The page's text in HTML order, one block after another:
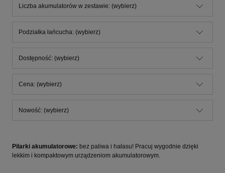
Liczba akumulatorów w zestawie: (wybierz)
Podziałka łańcucha: (wybierz)
Dostępność: (wybierz)
Cena: (wybierz)
Nowość: (wybierz)
Pilarki akumulatorowe: bez paliwa i hałasu! Pracuj wygodnie dzięki
lekkim i kompaktowym urządzeniom akumulatorowym.